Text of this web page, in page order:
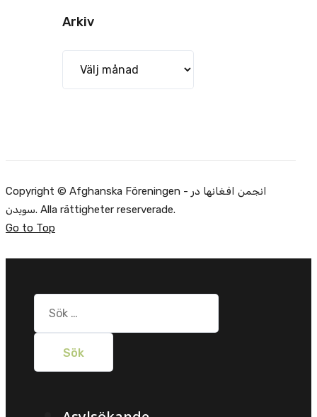
Arkiv
Copyright © Afghanska Föreningen - انجمن افغانها در
سویدن. Alla rättigheter reserverade.
Go to Top
Sök
efter: